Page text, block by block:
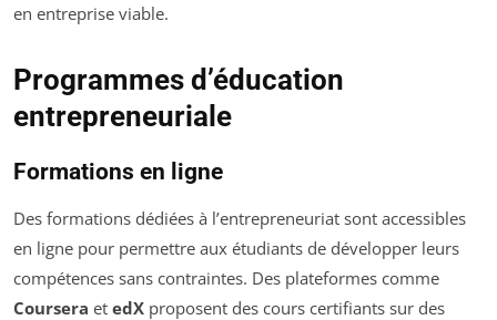
en entreprise viable.
Programmes d’éducation
entrepreneuriale
Formations en ligne
Des formations dédiées à l’entrepreneuriat sont accessibles
en ligne pour permettre aux étudiants de développer leurs
compétences sans contraintes. Des plateformes comme
Coursera et edX proposent des cours certifiants sur des